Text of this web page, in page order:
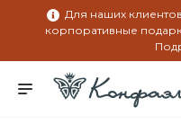
Для наших
корпоративные